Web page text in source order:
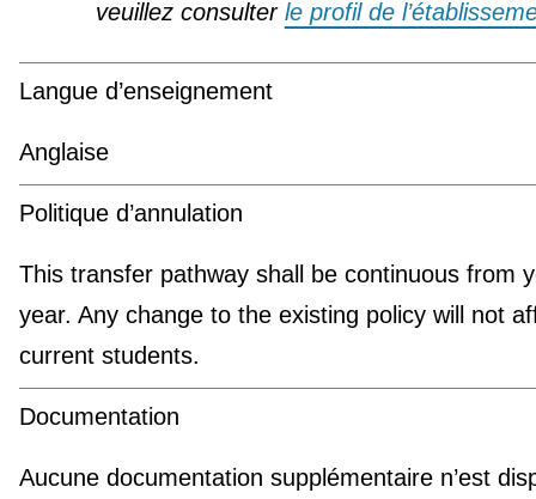
veuillez consulter le profil de
Langue d’enseignement
Anglaise
Politique d’annulation
This transfer pathway shall be continuous from
year. Any change to the existing policy will not
current students.
Documentation
Aucune documentation supplémentaire n’est